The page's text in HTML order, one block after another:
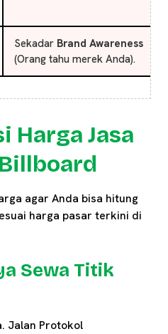
Sekadar Brand Awareness
(Orang tahu merek Anda).
Harga Jasa
agar Anda bisa hitung
harga pasar terkini di
Sewa Titik
Jalan Protokol